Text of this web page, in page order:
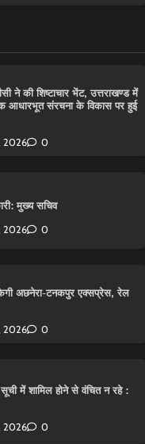
ने की शिष्टाचार भेंट, उत्तराखण्ड में
आधारभूत संरचना के विकास पर हुई
2026 0
मुख्य सचिव
2026 0
अछनेरा-टनकपुर एक्सप्रेस, रेल
2026 0
सूची में शामिल होने से वंचित न रहे :
2026 0